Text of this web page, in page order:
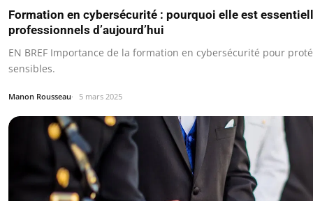
Formation en cybersécurité : pourquoi elle est
professionnels d’aujourd’hui
EN BREF Importance de la formation en cybersécurité pour
sensibles.
Manon Rousseau 5 mars 2025